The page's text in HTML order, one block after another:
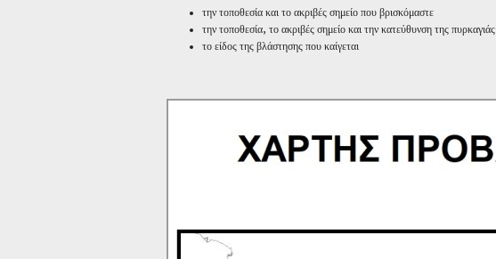
την τοποθεσία και το ακριβές σημείο που βρισκόμαστε
την τοποθεσία, το ακριβές σημείο και την κατεύθυνση της πυρκαγιάς
το είδος της βλάστησης που καίγεται